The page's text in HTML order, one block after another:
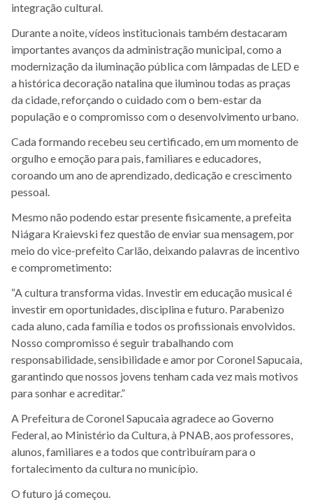
integração cultural.
Durante a noite, vídeos institucionais também destacaram
importantes avanços da administração municipal, como a
modernização da iluminação pública com lâmpadas de LED e
a histórica decoração natalina que iluminou todas as praças
da cidade, reforçando o cuidado com o bem-estar da
população e o compromisso com o desenvolvimento urbano.
Cada formando recebeu seu certificado, em um momento de
orgulho e emoção para pais, familiares e educadores,
coroando um ano de aprendizado, dedicação e crescimento
pessoal.
Mesmo não podendo estar presente fisicamente, a prefeita
Niágara Kraievski fez questão de enviar sua mensagem, por
meio do vice-prefeito Carlão, deixando palavras de incentivo
e comprometimento:
“A cultura transforma vidas. Investir em educação musical é
investir em oportunidades, disciplina e futuro. Parabenizo
cada aluno, cada família e todos os profissionais envolvidos.
Nosso compromisso é seguir trabalhando com
responsabilidade, sensibilidade e amor por Coronel Sapucaia,
garantindo que nossos jovens tenham cada vez mais motivos
para sonhar e acreditar.”
A Prefeitura de Coronel Sapucaia agradece ao Governo
Federal, ao Ministério da Cultura, à PNAB, aos professores,
alunos, familiares e a todos que contribuíram para o
fortalecimento da cultura no município.
O futuro já começou.